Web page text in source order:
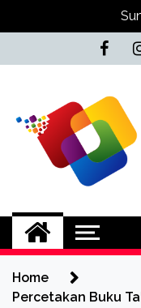
Jasa
Home
Percetakan Buku